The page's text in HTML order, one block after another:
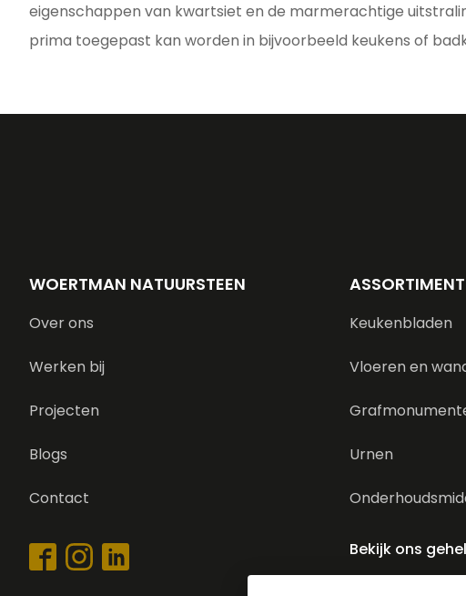
eigenschappen van kwartsiet en de marmerachtige
prima toegepast kan worden in bijvoorbeeld keukens of
WOERTMAN NATUURSTEEN
Over ons
Werken bij
Projecten
Blogs
Contact
ASSORTIMENT
Keukenbladen
Vloeren en
Urnen
Bekijk ons